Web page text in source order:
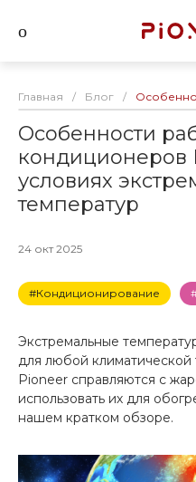
Главная / Блог /
Особенности
кондиционеров
условиях
температур
24 окт 2025
#Кондиционирование
Экстремальные
для любой
Pioneer справляются с
использовать их для
нашем кратком обзоре.